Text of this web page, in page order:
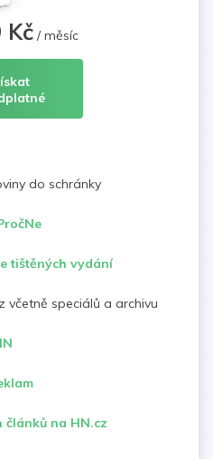
Kč/ měsíc
do schránky
tištěných vydání
včetně speciálů a archivu
článků na HN.cz